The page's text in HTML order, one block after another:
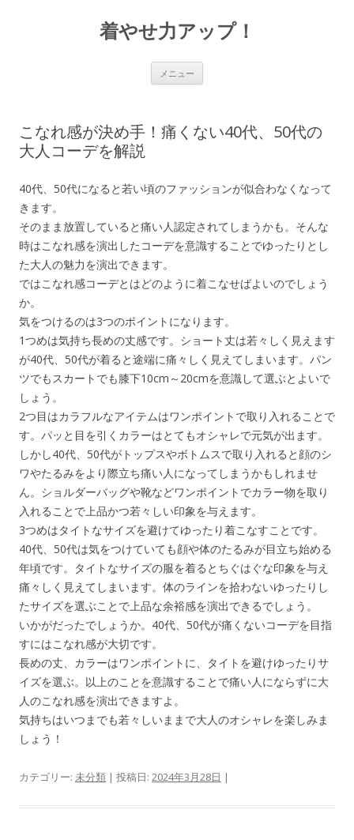
着やせ力アップ！
メニュー
ス
キ
こなれ感が決め手！痛くない40代、50代の
大人コーデを解説
40代、50代になると若い頃のファッションが似合わなくなって
きます。
そのまま放置していると痛い人認定されてしまうかも。そんな
時はこなれ感を演出したコーデを意識することでゆったりとし
た大人の魅力を演出できます。
ではこなれ感コーデとはどのように着こなせばよいのでしょう
か。
気をつけるのは3つのポイントになります。
1つめは気持ち長めの丈感です。ショート丈は若々しく見えます
が40代、50代が着ると途端に痛々しく見えてしまいます。パン
ツでもスカートでも膝下10cm～20cmを意識して選ぶとよいで
しょう。
2つ目はカラフルなアイテムはワンポイントで取り入れることで
す。パッと目を引くカラーはとてもオシャレで元気が出ます。
しかし40代、50代がトップスやボトムスで取り入れると顔のシ
ワやたるみをより際立ち痛い人になってしまうかもしれませ
ん。ショルダーバッグや靴などワンポイントでカラー物を取り
入れることで上品かつ若々しい印象を与えます。
3つめはタイトなサイズを避けてゆったり着こなすことです。
40代、50代は気をつけていても顔や体のたるみが目立ち始める
年頃です。タイトなサイズの服を着るとちぐはぐな印象を与え
痛々しく見えてしまいます。体のラインを拾わないゆったりし
たサイズを選ぶことで上品な余裕感を演出できるでしょう。
いかがだったでしょうか。40代、50代が痛くないコーデを目指
すにはこなれ感が大切です。
長めの丈、カラーはワンポイントに、タイトを避けゆったりサ
イズを選ぶ。以上のことを意識することで痛い人にならずに大
人のこなれ感を演出できますよ。
気持ちはいつまでも若々しいままで大人のオシャレを楽しみま
しょう！
カテゴリー: 未分類 | 投稿日: 2024年3月28日 |